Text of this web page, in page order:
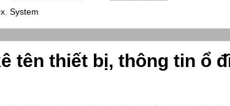
, System
tên thiết bị, thông tin ổ